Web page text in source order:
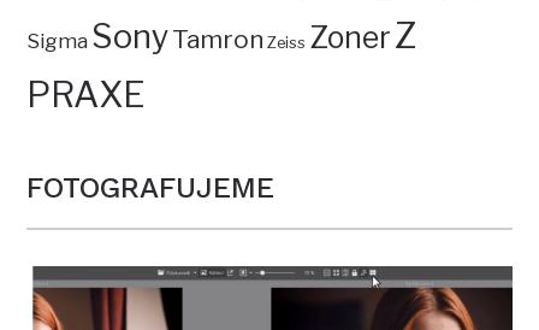
Sigma SonyTamron Zeiss ZonerZ
PRAXE
FOTOGRAFUJEME